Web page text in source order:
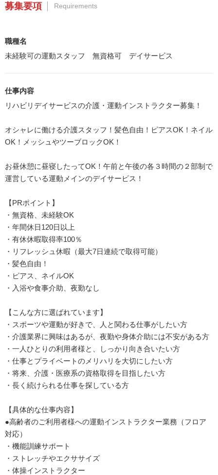
募集要項 Requirements
職種名
未経験可の運動スタッフ 無資格可 デイサービス
仕事内容
リハビリデイサービスの介護・運動インストラクター募集！
オシャレに働ける介護スタッフ！髪色自由！ピアスOK！ネイル
OK！メッシュやツーブロックOK！
お昼休憩に昼寝したってOK！午前と午後の各３時間の２部制で
運営している運動メインのデイサービス！
【PRポイント】
・無資格、未経験OK
・年間休日120日以上
・有休休暇取得率100％
・リフレッシュ休暇（最大7日連続で取得可能）
・髪色自由！
・ピアス、ネイルOK
・入浴や食事介助、夜勤なし
【こんな方に選ばれています】
・スポーツや運動が好きで、人と関わる仕事がしたい方
・介護業界に興味はあるが、夜勤や身体介助には不安がある方
・一人ひとりの利用者様と、しっかり向き合いたい方
・仕事とプライベートのメリハリを大切にしたい方
・将来、介護・医療系の資格取得を目指したい方
・長く続けられる仕事を探している方
【具体的な仕事内容】
●高齢者のご利用者様への運動インストラクター業務（フロア
対応）
・機能訓練サポート
・ストレッチやエクササイズ
・体操インストラクター